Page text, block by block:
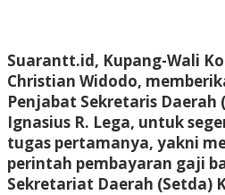
Suarantt.id, Kupang-Wali
Christian Widodo,
Penjabat Sekretaris Daerah
Ignasius R. Lega, untuk
tugas pertamanya, yakni
perintah pembayaran gaji
Sekretariat Daerah (Setda)